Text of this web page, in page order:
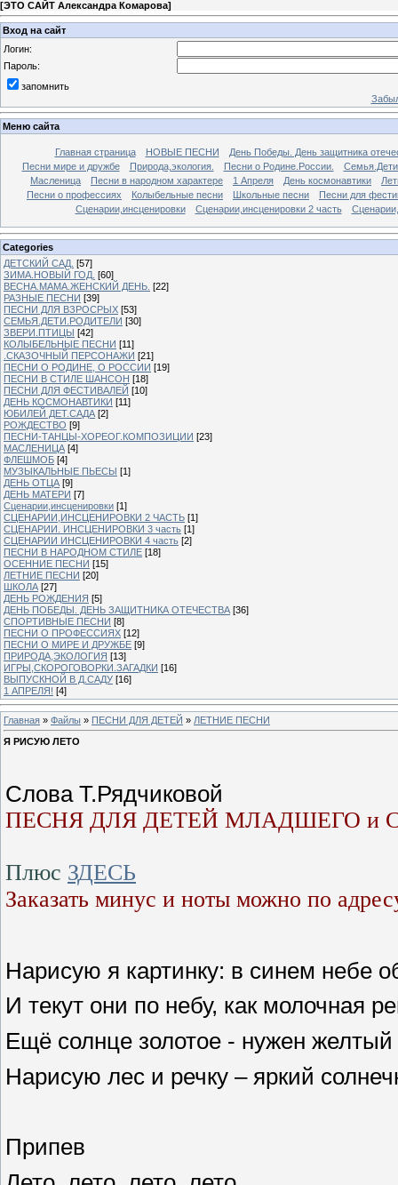
[ЭТО САЙТ Александра Комарова]
Вход на сайт
Логин:
Пароль:
запомнить
Меню сайта
Главная страница НОВЫЕ ПЕСНИ
День Победы. День защитника
Песни мире и дружбе
Природа,экология. Песни о Родине.России.
Масленица
Песни в народном характере 1 Апреля День космонавтики
Песни о профессиях
Колыбельные песни Школьные песни
Песни для
Сценарии,инсценировки
Сценарии,инсценировки 2 часть
Categories
ДЕТСКИЙ САД. [57]
ЗИМА.НОВЫЙ ГОД. [60]
ВЕСНА.МАМА.ЖЕНСКИЙ ДЕНЬ. [22]
РАЗНЫЕ ПЕСНИ [39]
ПЕСНИ ДЛЯ ВЗРОСРЫХ [53]
СЕМЬЯ.ДЕТИ.РОДИТЕЛИ [30]
ЗВЕРИ.ПТИЦЫ [42]
КОЛЫБЕЛЬНЫЕ ПЕСНИ [11]
.СКАЗОЧНЫЙ ПЕРСОНАЖИ [21]
ПЕСНИ О РОДИНЕ, О РОССИИ [19]
ПЕСНИ В СТИЛЕ ШАНСОН [18]
ПЕСНИ ДЛЯ ФЕСТИВАЛЕЙ [10]
ДЕНЬ КОСМОНАВТИКИ [11]
ЮБИЛЕЙ ДЕТ.САДА [2]
РОЖДЕСТВО [9]
ПЕСНИ-ТАНЦЫ-ХОРЕОГ.КОМПОЗИЦИИ [23]
МАСЛЕНИЦА [4]
ФЛЕШМОБ [4]
МУЗЫКАЛЬНЫЕ ПЬЕСЫ [1]
ДЕНЬ ОТЦА [9]
ДЕНЬ МАТЕРИ [7]
Сценарии,инсценировки [1]
СЦЕНАРИИ,ИНСЦЕНИРОВКИ 2 ЧАСТЬ [1]
СЦЕНАРИИ. ИНСЦЕНИРОВКИ 3 часть [1]
СЦЕНАРИИ ИНСЦЕНИРОВКИ 4 часть [2]
ПЕСНИ В НАРОДНОМ СТИЛЕ [18]
ОСЕННИЕ ПЕСНИ [15]
ЛЕТНИЕ ПЕСНИ [20]
ШКОЛА [27]
ДЕНЬ РОЖДЕНИЯ [5]
ДЕНЬ ПОБЕДЫ. ДЕНЬ ЗАЩИТНИКА ОТЕЧЕСТВА [36]
СПОРТИВНЫЕ ПЕСНИ [8]
ПЕСНИ О ПРОФЕССИЯХ [12]
ПЕСНИ О МИРЕ И ДРУЖБЕ [9]
ПРИРОДА,ЭКОЛОГИЯ [13]
ИГРЫ,СКОРОГОВОРКИ.ЗАГАДКИ [16]
ВЫПУСКНОЙ В Д.САДУ [16]
1 АПРЕЛЯ! [4]
Главная » Файлы » ПЕСНИ ДЛЯ ДЕТЕЙ » ЛЕТНИЕ ПЕСНИ
Я РИСУЮ ЛЕТО
Слова Т.Рядчиковой
ПЕСНЯ ДЛЯ ДЕТЕЙ МЛАДШЕГО и
Плюс ЗДЕСЬ
Заказать минус и ноты можно по
Нарисую я картинку: в синем небе
И текут они по небу, как молочная
Ещё солнце золотое - нужен
Нарисую лес и речку – яркий
Припев